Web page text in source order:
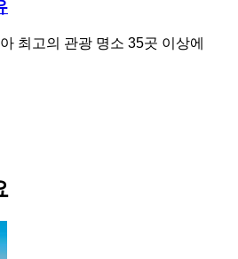
최고의 관광 명소 35곳 이상에